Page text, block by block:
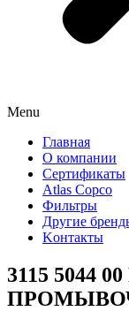
Menu
Главная
О компании
Сертификаты
Atlas Copco
Фильтры
Другие
Kонтакты
3115 5044